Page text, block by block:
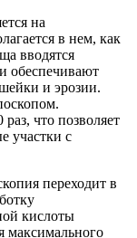
на
в нем, как
вводятся
обеспечивают
и эрозии.
что позволяет
участки с
переходит в
кислоты
максимального